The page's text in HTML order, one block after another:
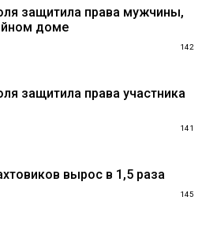
защитила права мужчины,
доме
142
защитила права участника
141
вырос в 1,5 раза
145